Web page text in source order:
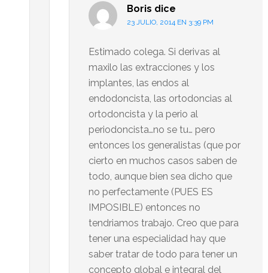
Boris dice
23 JULIO, 2014 EN 3:39 PM
Estimado colega. Si derivas al
maxilo las extracciones y los
implantes, las endos al
endodoncista, las ortodoncias al
ortodoncista y la perio al
periodoncista…no se tu… pero
entonces los generalistas (que por
cierto en muchos casos saben de
todo, aunque bien sea dicho que
no perfectamente (PUES ES
IMPOSIBLE) entonces no
tendriamos trabajo. Creo que para
tener una especialidad hay que
saber tratar de todo para tener un
concepto global e integral del